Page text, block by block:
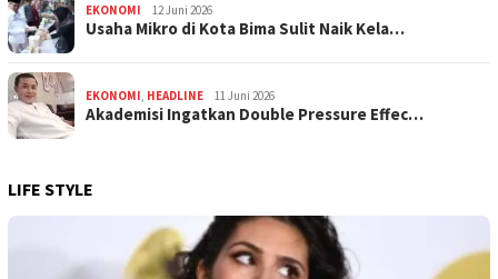
EKONOMI 12 Juni 2026
Usaha Mikro di Kota Bima Sulit Naik Kela…
EKONOMI HEADLINE 11 Juni 2026
Akademisi Ingatkan Double Pressure Effec…
LIFE STYLE